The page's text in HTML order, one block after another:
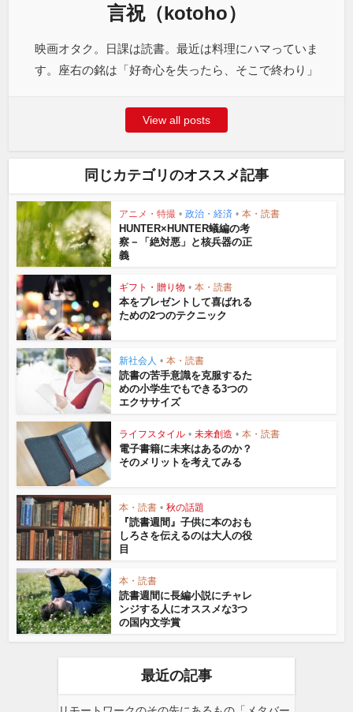
言祝（kotoho）
映画オタク。日課は読書。最近は料理にハマっていま
す。座右の銘は「好奇心を失ったら、そこで終わり」
View all posts
同じカテゴリのオススメ記事
アニメ・特撮 • 政治・経済 • 本・読書
HUNTER×HUNTER蟻編の考
察－「絶対悪」と核兵器の正
義
ギフト・贈り物 • 本・読書
本をプレゼントして喜ばれる
ための2つのテクニック
新社会人 • 本・読書
読書の苦手意識を克服するた
めの小学生でもできる3つの
エクササイズ
ライフスタイル • 未来創造 • 本・読書
電子書籍に未来はあるのか？
そのメリットを考えてみる
本・読書 • 秋の話題
『読書週間』子供に本のおも
しろさを伝えるのは大人の役
目
本・読書
読書週間に長編小説にチャレ
ンジする人にオススメな3つ
の国内文学賞
最近の記事